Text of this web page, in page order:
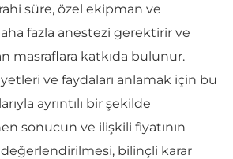
süre, özel ekipman ve
fazla anestezi gerektirir ve
masraflara katkıda bulunur.
ve faydaları anlamak için bu
ayrıntılı bir şekilde
sonucun ve ilişkili fiyatının
bilinçli karar